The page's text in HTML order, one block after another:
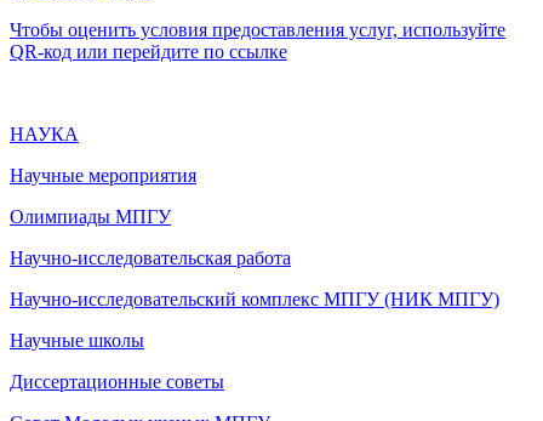
Чтобы оценить условия предоставления услуг, используйте
QR-код или перейдите по ссылке
НАУКА
Научные мероприятия
Олимпиады МПГУ
Научно-исследовательская работа
Научно-исследовательский комплекс МПГУ (НИК МПГУ)
Научные школы
Диссертационные советы